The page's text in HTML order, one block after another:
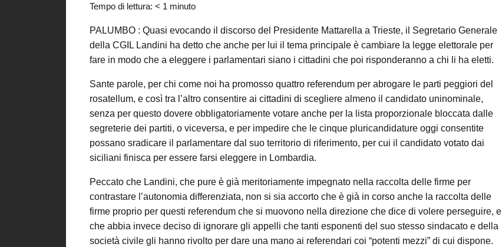
Tempo di lettura: < 1 minuto
PALUMBO : Quasi evocando il discorso del Presidente Mattarella a Trieste, il Segretario Generale
della CGIL Landini ha detto che anche per lui il tema principale è cambiare la legge elettorale per
fare in modo che a eleggere i parlamentari siano i cittadini che poi risponderanno a chi li ha eletti.
Sante parole, per chi come noi ha promosso quattro referendum per abrogare le parti peggiori del
rosatellum, e così tra l’altro consentire ai cittadini di scegliere almeno il candidato uninominale,
senza per questo dovere obbligatoriamente votare anche per la lista proporzionale bloccata dalle
segreterie dei partiti, o viceversa, e per impedire che le cinque pluricandidature oggi consentite
possano sradicare il parlamentare dal suo territorio di riferimento, per cui il candidato votato dai
siciliani finisca per essere farsi eleggere in Lombardia.
Peccato che Landini, che pure è già meritoriamente impegnato nella raccolta delle firme per
contrastare l’autonomia differenziata, non si sia accorto che è già in corso anche la raccolta delle
firme proprio per questi referendum che si muovono nella direzione che dice di volere perseguire, e
che abbia invece deciso di ignorare gli appelli che tanti esponenti del suo stesso sindacato e della
società civile gli hanno rivolto per dare una mano ai referendari coi “potenti mezzi” di cui dispone.